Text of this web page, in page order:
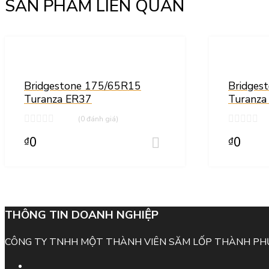
SẢN PHẨM LIÊN QUAN
Thêm vào so sánh
Bridgestone 175/65R15
Turanza ER37
(0 đánh giá)
₫0 Thêm vào giỏ hàng
₫0
THÔNG TIN DOANH NGHIỆP
CÔNG TY TNHH MỘT THÀNH VIÊN SĂM LỐP THÀNH